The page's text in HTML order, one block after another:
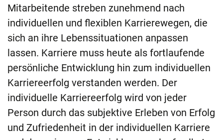
Mitarbeitende streben zunehmend nach
individuellen und flexiblen Karrierewegen, die
sich an ihre Lebenssituationen anpassen
lassen. Karriere muss heute als fortlaufende
persönliche Entwicklung hin zum individuellen
Karriereerfolg verstanden werden. Der
individuelle Karriereerfolg wird von jeder
Person durch das subjektive Erleben von Erfolg
und Zufriedenheit in der individuellen Karriere